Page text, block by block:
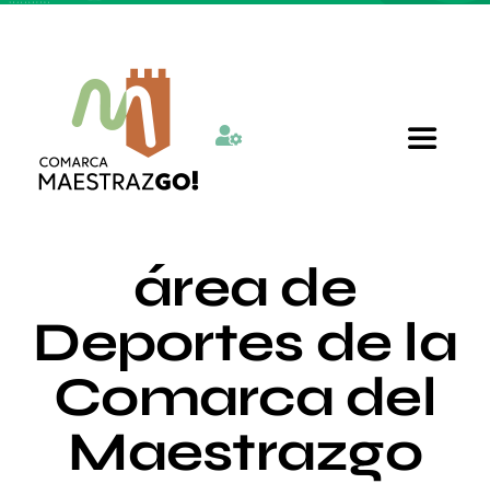
Toggle
Quienes somos
Departamentos
Actualidad
área de
Deportes de la
Comarca del
Maestrazgo